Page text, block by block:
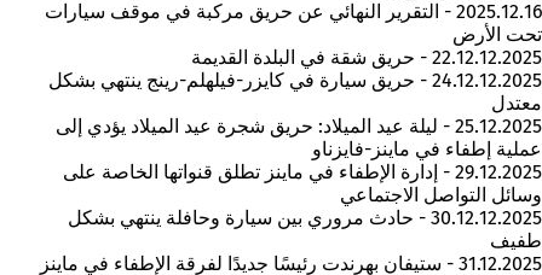
2025.12.16 - التقرير النهائي عن حريق مركبة في موقف سيارات
تحت الأرض
22.12.12.2025 - حريق شقة في البلدة القديمة
24.12.12.2025 - حريق سيارة في كايزر-فيلهلم-رينج ينتهي بشكل
معتدل
25.12.2025 - ليلة عيد الميلاد: حريق شجرة عيد الميلاد يؤدي إلى
عملية إطفاء في ماينز-فايزناو
29.12.2025 - إدارة الإطفاء في ماينز تطلق قنواتها الخاصة على
وسائل التواصل الاجتماعي
30.12.12.2025 - حادث مروري بين سيارة وحافلة ينتهي بشكل
طفيف
31.12.2025 - ستيفان بهرندت رئيسًا جديدًا لفرقة الإطفاء في ماينز